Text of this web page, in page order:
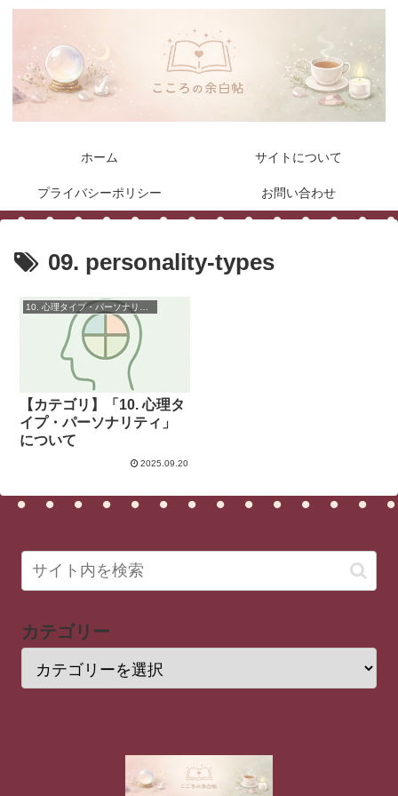
ホーム サイトについて
プライバシーポリシー お問い合わせ
09. personality-types
【カテゴリ】「10. 心理タ
イプ・パーソナリティ」
について
2025.09.20
カテゴリー